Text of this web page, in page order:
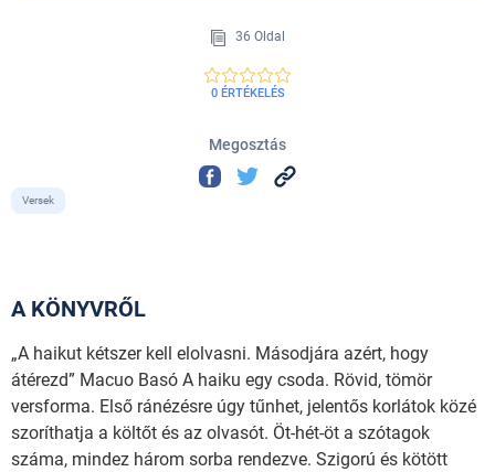
36 Oldal
0 ÉRTÉKELÉS
Megosztás
Versek
A KÖNYVRŐL
„A haikut kétszer kell elolvasni. Másodjára azért, hogy
átérezd” Macuo Basó A haiku egy csoda. Rövid, tömör
versforma. Első ránézésre úgy tűnhet, jelentős korlátok közé
szoríthatja a költőt és az olvasót. Öt-hét-öt a szótagok
száma, mindez három sorba rendezve. Szigorú és kötött